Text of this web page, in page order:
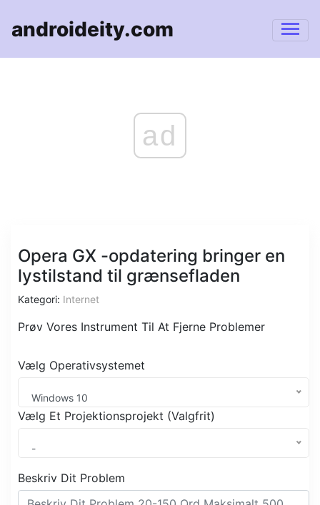
androideity.com
ad
Opera GX -opdatering bringer en
lystilstand til grænsefladen
Kategori: Internet
Prøv Vores Instrument Til At Fjerne Problemer
Vælg Operativsystemet
Windows 10
Vælg Et Projektionsprojekt (Valgfrit)
-
Beskriv Dit Problem